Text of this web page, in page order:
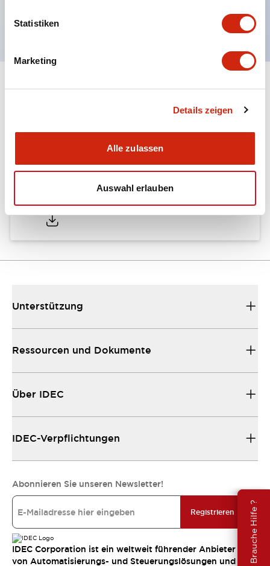
Statistiken
Marketing
Details zeigen
Alle zulassen
Auswahl erlauben
Brauche Hilfe ?
Unterstützung
Ressourcen und Dokumente
Über IDEC
IDEC-Verpflichtungen
Abonnieren Sie unseren Newsletter!
Registrieren
IDEC Corporation ist ein weltweit führender Anbieter
von Automatisierungs- und Steuerungslösungen und